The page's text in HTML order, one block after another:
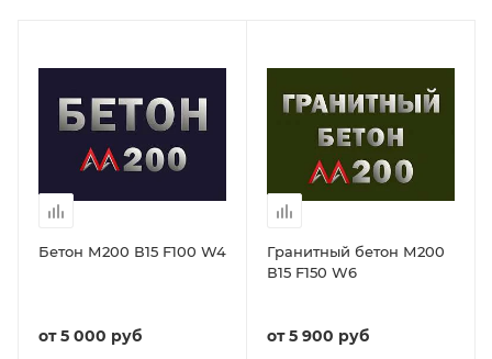
Бетон М200 В15 F100 W4
от5 000 руб
Гранитный бетон М200
В15 F150 W6
от5 900 руб